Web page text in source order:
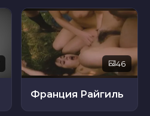
46
Франция Райгиль